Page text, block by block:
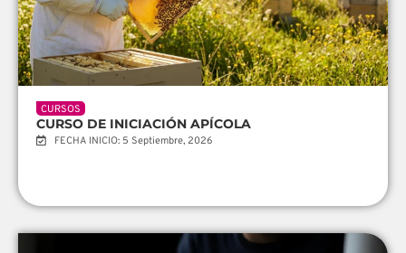
CURSOS
CURSO DE INICIACIÓN APÍCOLA
FECHA INICIO: 5 Septiembre, 2026